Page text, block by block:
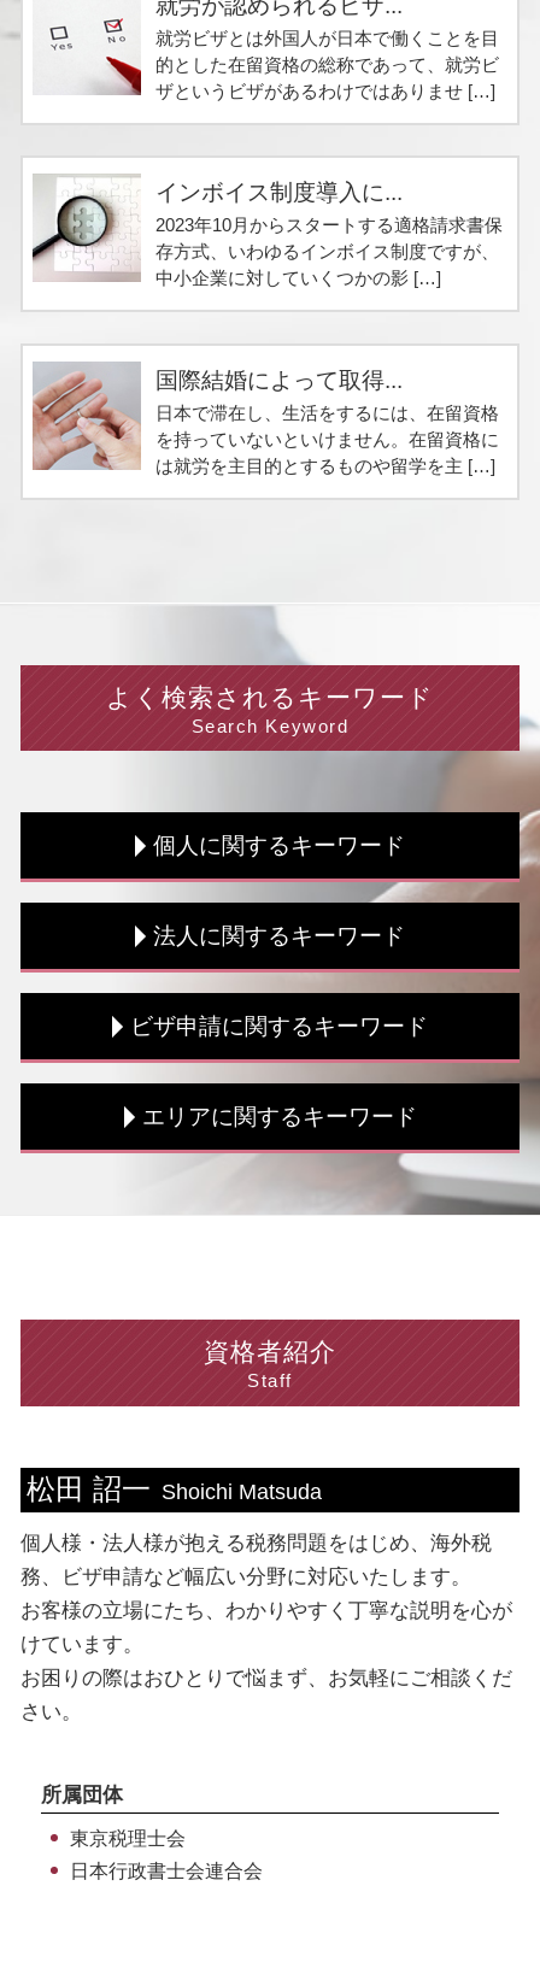
就労ビザとは外国人が日本で働くことを目
的とした在留資格の総称であって、就労ビ
ザというビザがあるわけではありませ […]
インボイス制度導入に...
2023年10月からスタートする適格請求書保
存方式、いわゆるインボイス制度ですが、
中小企業に対していくつかの影 […]
国際結婚によって取得...
日本で滞在し、生活をするには、在留資格
を持っていないといけません。在留資格に
は就労を主目的とするものや留学を主 […]
よく検索されるキーワード
Search Keyword
個人に関するキーワード
新創業融資制度 審査
個人事業主 事業計画書
融資 条件
税務書類 流れ
白色申告 メリット
資金調達 流れ
節税 個人事業主
個人事業主 法人成り
税務書類 必要書類
土地 相続 税金対策
法人に関するキーワード
税務書類 書き方
税務書類 保存期間
税務調査 流れ
住民税 非課税所得
税務調査 とは
法人税 計算方法
法人税 支払 仕訳
決算 必要書類
決算書 損益計算書
決算書 貸借対照表
税務書類 手続き
ビザ申請に関するキーワード
技能実習 ビザ
資格外活動許可 とは
ビザ申請 流れ
資格外活動許可 申請
就労 ビザ 期間
留学ビザ 就労制限
配偶者ビザ 申請 自分で
ビザ申請 依頼
ビザ申請 費用 相場
就労 ビザ 申請
就労ビザ とは
エリアに関するキーワード
税務相談 東京都 税理士
海外税務 新宿区 税理士
ビザ申請 千葉県 相談
法人 新宿区 税理士
個人 中央区 税理士
個人 台東区 税理士
ビザ申請 渋谷区 税理士
法人 神奈川県 税理士
個人 埼玉県 税理士
海外税務 千葉県 税理士
海外税務 台東区 相談
資格者紹介
Staff
松田 詔一 Shoichi Matsuda
個人様・法人様が抱える税務問題をはじめ、海外税
務、ビザ申請など幅広い分野に対応いたします。
お客様の立場にたち、わかりやすく丁寧な説明を心が
けています。
お困りの際はおひとりで悩まず、お気軽にご相談くだ
さい。
所属団体
東京税理士会
日本行政書士会連合会